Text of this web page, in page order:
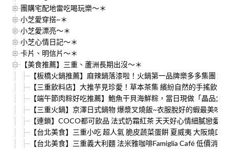
團購宅配地雷吃喝玩樂～＊
小芝愛穿搭~＊
小芝愛漂亮～＊
小芝心情日記～＊
卡片、明信片～＊
【美食推薦】三重、蘆洲長期出沒～＊
【板橋火鍋推薦】麻辣鍋落漆啦！火鍋第一品牌樂多多集團
【三重飲料店】大推芋見珍愛！草本茶集 繽紛自然的手搖飲
【端午節肉粽好吃推薦】鮑魚干貝海鮮粽，當日現做「晶品北
【三重火鍋】京澤日式鍋物 爆漿叉燒飯~衣服脫好的蝦最美味
【連鎖】COCO都可飲品 法式奶霜紅茶 天天好心情細膩戀愛滋
【台北美食】三重小吃 超人氣 脆皮蔬菜蛋餠 夏威夷 大阪燒口
【台北美食】三重義大利麵 法米雅咖啡Famiglia Café 低價消